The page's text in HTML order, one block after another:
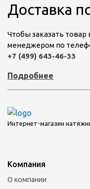
Доставка
Чтобы заказать товар
менеджером по
+7 (499) 643-46-33
Подробнее
Интернет-магазин
Компания
О компании